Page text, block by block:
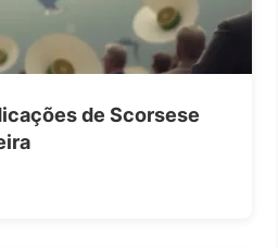
de Scorsese